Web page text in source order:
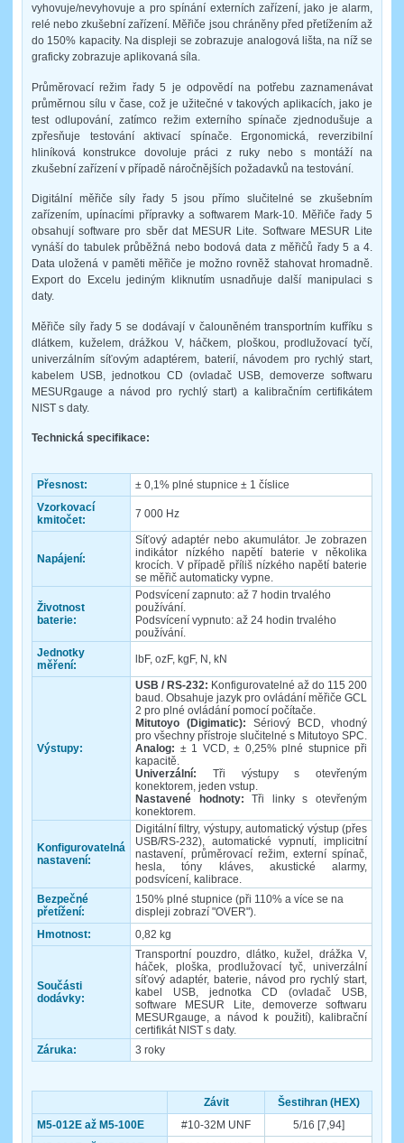
vyhovuje/nevyhovuje a pro spínání externích zařízení, jako je alarm,
relé nebo zkušební zařízení. Měřiče jsou chráněny před přetížením až
do 150% kapacity. Na displeji se zobrazuje analogová lišta, na níž se
graficky zobrazuje aplikovaná síla.
Průměrovací režim řady 5 je odpovědí na potřebu zaznamenávat
průměrnou sílu v čase, což je užitečné v takových aplikacích, jako je
test odlupování, zatímco režim externího spínače zjednodušuje a
zpřesňuje testování aktivací spínače. Ergonomická, reverzibilní
hliníková konstrukce dovoluje práci z ruky nebo s montáží na
zkušební zařízení v případě náročnějších požadavků na testování.
Digitální měřiče síly řady 5 jsou přímo slučitelné se zkušebním
zařízením, upínacími přípravky a softwarem Mark-10. Měřiče řady 5
obsahují software pro sběr dat MESUR Lite. Software MESUR Lite
vynáší do tabulek průběžná nebo bodová data z měřičů řady 5 a 4.
Data uložená v paměti měřiče je možno rovněž stahovat hromadně.
Export do Excelu jediným kliknutím usnadňuje další manipulaci s
daty.
Měřiče síly řady 5 se dodávají v čalouněném transportním kufříku s
dlátkem, kuželem, drážkou V, háčkem, ploškou, prodlužovací tyčí,
univerzálním síťovým adaptérem, baterií, návodem pro rychlý start,
kabelem USB, jednotkou CD (ovladač USB, demoverze softwaru
MESURgauge a návod pro rychlý start) a kalibračním certifikátem
NIST s daty.
Technická specifikace:
Přesnost:
± 0,1% plné stupnice ± 1 číslice
Vzorkovací
kmitočet:
7 000 Hz
Napájení:
Síťový adaptér nebo akumulátor. Je zobrazen
indikátor nízkého napětí baterie v několika
krocích. V případě příliš nízkého napětí baterie
se měřič automaticky vypne.
Životnost
baterie:
Podsvícení zapnuto: až 7 hodin trvalého
používání.
Podsvícení vypnuto: až 24 hodin trvalého
používání.
Jednotky
měření:
lbF, ozF, kgF, N, kN
Výstupy:
USB / RS-232: Konfigurovatelné až do 115 200
baud. Obsahuje jazyk pro ovládání měřiče GCL
2 pro plné ovládání pomocí počítače.
Mitutoyo (Digimatic): Sériový BCD, vhodný
pro všechny přístroje slučitelné s Mitutoyo SPC.
Analog: ± 1 VCD, ± 0,25% plné stupnice při
kapacitě.
Univerzální: Tři výstupy s otevřeným
konektorem, jeden vstup.
Nastavené hodnoty: Tři linky s otevřeným
konektorem.
Konfigurovatelná
nastavení:
Digitální filtry, výstupy, automatický výstup (přes
USB/RS-232), automatické vypnutí, implicitní
nastavení, průměrovací režim, externí spínač,
hesla, tóny kláves, akustické alarmy,
podsvícení, kalibrace.
Bezpečné
přetížení:
150% plné stupnice (při 110% a více se na
displeji zobrazí "OVER").
Hmotnost:
0,82 kg
Součásti
dodávky:
Transportní pouzdro, dlátko, kužel, drážka V,
háček, ploška, prodlužovací tyč, univerzální
síťový adaptér, baterie, návod pro rychlý start,
kabel USB, jednotka CD (ovladač USB,
software MESUR Lite, demoverze softwaru
MESURgauge, a návod k použití), kalibrační
certifikát NIST s daty.
Záruka:
3 roky
Závit
Šestihran (HEX)
M5-012E až M5-100E
#10-32M UNF
5/16 [7,94]